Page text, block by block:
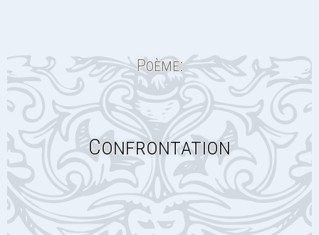
Poème:
Confrontation